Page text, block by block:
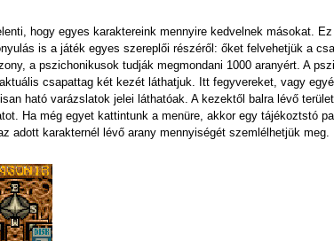
hogy egyes karaktereink mennyire kedvelnek másokat.
is a játék egyes szereplői részéről: őket felvehetjük a
a pszichonikusok tudják megmondani 1000 aranyért. A
csapattag két kezét láthatjuk. Itt fegyvereket, vagy
ható varázslatok jelei láthatóak. A kezektől balra lévő
Ha még egyet kattintunk a menüre, akkor egy tájékoztstó
adott karakternél lévő arany mennyiségét szemlélhetjük